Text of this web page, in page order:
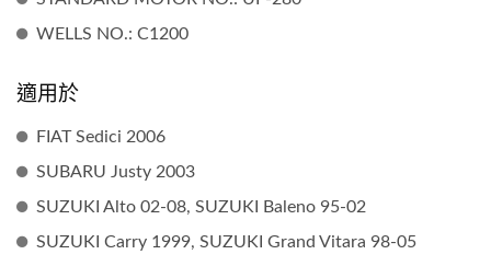
WELLS NO.: C1200
適用於
FIAT Sedici 2006
SUBARU Justy 2003
SUZUKI Alto 02-08, SUZUKI Baleno 95-02
SUZUKI Carry 1999, SUZUKI Grand Vitara 98-05